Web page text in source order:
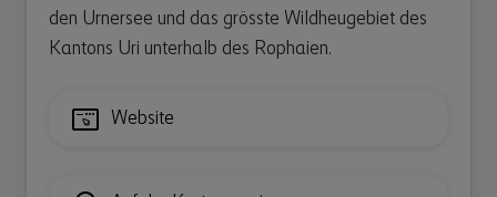
den Urnersee und das grösste Wildheugebiet des
Kantons Uri unterhalb des Rophaien.
Website